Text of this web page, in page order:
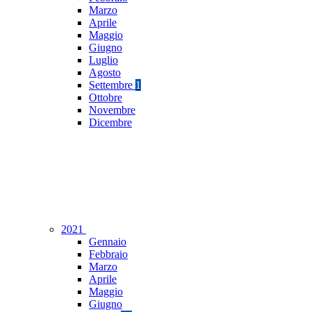
Marzo
Aprile
Maggio
Giugno
Luglio
Agosto
Settembre 1
Ottobre
Novembre
Dicembre
2021
Gennaio
Febbraio
Marzo
Aprile
Maggio
Giugno